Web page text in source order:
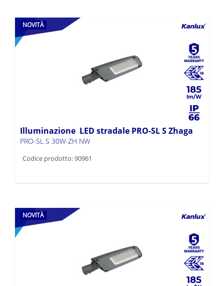
NOVITÀ
185
Illuminazione LED stradale PRO-SL S Zhaga
PRO-SL S 30W-ZH NW
Codice prodotto: 90961
NOVITÀ
185